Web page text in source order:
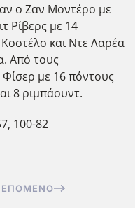
ο Ζαν Μοντέρο με
Ρίβερς με 14
και Ντε Λαρέα
Από τους
Φίσερ με 16 πόντους
8 ριμπάουντ.
100-82
ΕΠΌΜΕΝΟ